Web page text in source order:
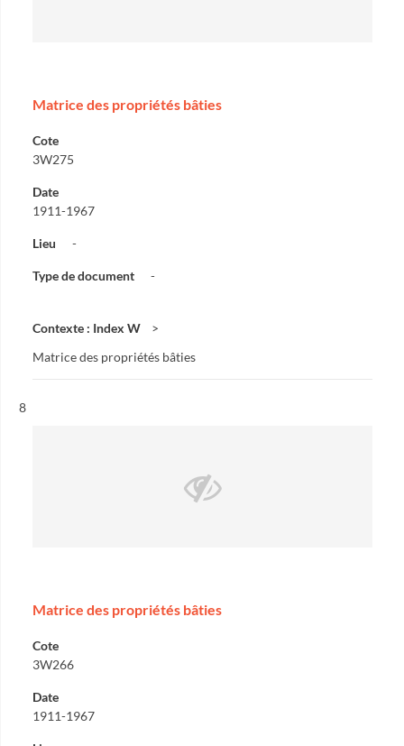
Matrice des propriétés bâties
Cote
3W275
Date
1911-1967
Lieu -
Type de document -
Contexte : Index W
Matrice des propriétés bâties
Résultat n°
8
Matrice des propriétés bâties
Cote
3W266
Date
1911-1967